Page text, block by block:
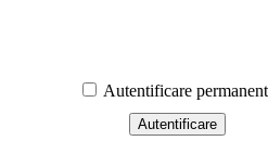
Autentificare